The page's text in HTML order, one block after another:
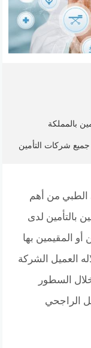
بالمملكة
جميع شركات التأمين
الطبي من أهم
بالتأمين لدى
المقيمين بها
العميل الشركة
السطور
الراجحي